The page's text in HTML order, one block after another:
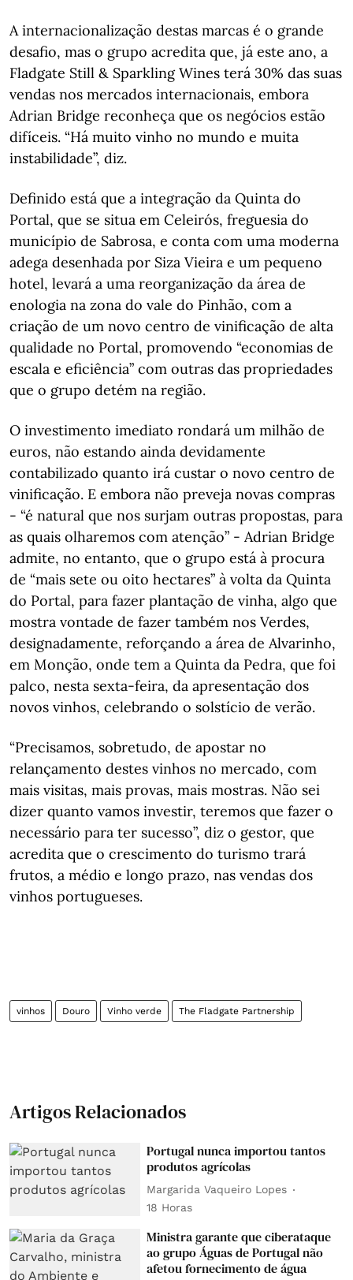
A internacionalização destas marcas é o grande
desafio, mas o grupo acredita que, já este ano, a
Fladgate Still & Sparkling Wines terá 30% das suas
vendas nos mercados internacionais, embora
Adrian Bridge reconheça que os negócios estão
difíceis. “Há muito vinho no mundo e muita
instabilidade”, diz.
Definido está que a integração da Quinta do
Portal, que se situa em Celeirós, freguesia do
município de Sabrosa, e conta com uma moderna
adega desenhada por Siza Vieira e um pequeno
hotel, levará a uma reorganização da área de
enologia na zona do vale do Pinhão, com a
criação de um novo centro de vinificação de alta
qualidade no Portal, promovendo “economias de
escala e eficiência” com outras das propriedades
que o grupo detém na região.
O investimento imediato rondará um milhão de
euros, não estando ainda devidamente
contabilizado quanto irá custar o novo centro de
vinificação. E embora não preveja novas compras
- “é natural que nos surjam outras propostas, para
as quais olharemos com atenção” - Adrian Bridge
admite, no entanto, que o grupo está à procura
de “mais sete ou oito hectares” à volta da Quinta
do Portal, para fazer plantação de vinha, algo que
mostra vontade de fazer também nos Verdes,
designadamente, reforçando a área de Alvarinho,
em Monção, onde tem a Quinta da Pedra, que foi
palco, nesta sexta-feira, da apresentação dos
novos vinhos, celebrando o solstício de verão.
“Precisamos, sobretudo, de apostar no
relançamento destes vinhos no mercado, com
mais visitas, mais provas, mais mostras. Não sei
dizer quanto vamos investir, teremos que fazer o
necessário para ter sucesso”, diz o gestor, que
acredita que o crescimento do turismo trará
frutos, a médio e longo prazo, nas vendas dos
vinhos portugueses.
vinhos Douro Vinho verde The Fladgate Partnership
Artigos Relacionados
Portugal nunca importou tantos
produtos agrícolas
Margarida Vaqueiro Lopes
18 Horas
Ministra garante que ciberataque
ao grupo Águas de Portugal não
afetou fornecimento de água